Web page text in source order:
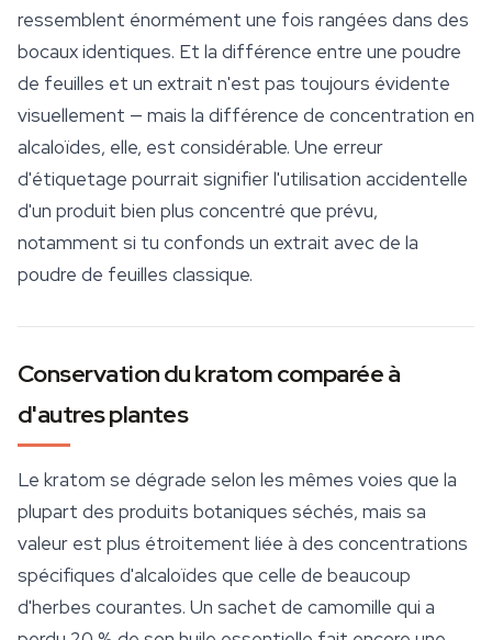
ressemblent énormément une fois rangées dans des
bocaux identiques. Et la différence entre une poudre
de feuilles et un extrait n'est pas toujours évidente
visuellement — mais la différence de concentration en
alcaloïdes, elle, est considérable. Une erreur
d'étiquetage pourrait signifier l'utilisation accidentelle
d'un produit bien plus concentré que prévu,
notamment si tu confonds un extrait avec de la
poudre de feuilles classique.
Conservation du kratom comparée à
d'autres plantes
Le kratom se dégrade selon les mêmes voies que la
plupart des produits botaniques séchés, mais sa
valeur est plus étroitement liée à des concentrations
spécifiques d'alcaloïdes que celle de beaucoup
d'herbes courantes. Un sachet de camomille qui a